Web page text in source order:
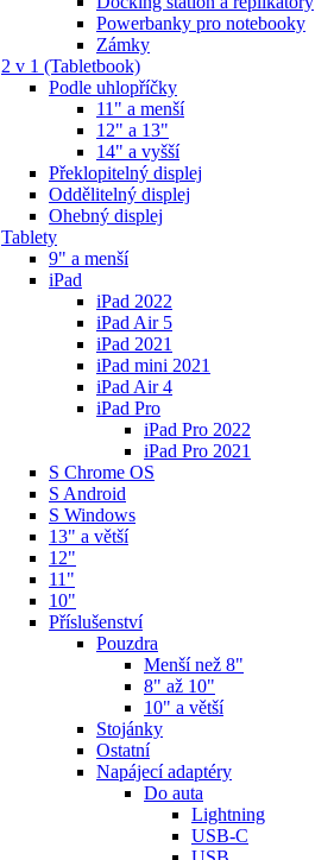
Powerbanky pro notebooky
Zámky
2 v 1 (Tabletbook)
Podle uhlopříčky
11" a menší
12" a 13"
14" a vyšší
Překlopitelný displej
Oddělitelný displej
Ohebný displej
Tablety
9" a menší
iPad
iPad 2022
iPad Air 5
iPad 2021
iPad mini 2021
iPad Air 4
iPad Pro
iPad Pro 2022
iPad Pro 2021
S Chrome OS
S Android
S Windows
13" a větší
12"
11"
10"
Příslušenství
Pouzdra
Menší než 8"
8" až 10"
10" a větší
Stojánky
Ostatní
Napájecí adaptéry
Do auta
Lightning
USB-C